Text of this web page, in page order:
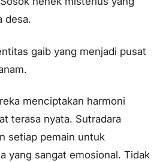
desa.
gaib yang menjadi pusat
menciptakan harmoni
terasa nyata. Sutradara
setiap pemain untuk
yang sangat emosional. Tidak